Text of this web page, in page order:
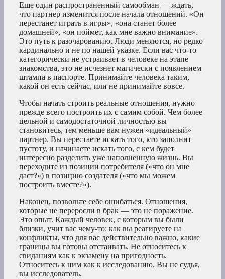
Еще один распространенный самообман — ждать,
что партнер изменится после начала отношений. «Он
перестанет играть в игры», «она станет более
домашней», «он поймет, как мне важно внимание».
Это путь к разочарованию. Люди меняются, но редко
кардинально и не по нашей указке. Если вас что-то
категорически не устраивает в человеке на этапе
знакомства, это не исчезнет магически с появлением
штампа в паспорте. Принимайте человека таким,
какой он есть сейчас, или не принимайте вовсе.
Чтобы начать строить реальные отношения, нужно
прежде всего построить их с самим собой. Чем более
цельной и самодостаточной личностью вы
становитесь, тем меньше вам нужен «идеальный»
партнер. Вы перестаете искать того, кто заполнит
пустоту, и начинаете искать того, с кем будет
интересно разделить уже наполненную жизнь. Вы
переходите из позиции потребителя («что он мне
даст?») в позицию создателя («что мы можем
построить вместе?»).
Наконец, позвольте себе ошибаться. Отношения,
которые не переросли в брак — это не поражение.
Это опыт. Каждый человек, с которым вы были
близки, учит вас чему-то: как вы реагируете на
конфликты, что для вас действительно важно, какие
границы вы готовы отстаивать. Не относитесь к
свиданиям как к экзамену на пригодность.
Относитесь к ним как к исследованию. Вы не судья,
вы исследователь.